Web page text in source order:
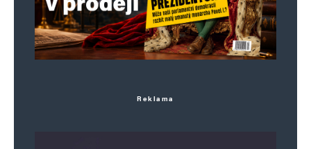
Stanislav Horák Odpovědět
Reklama